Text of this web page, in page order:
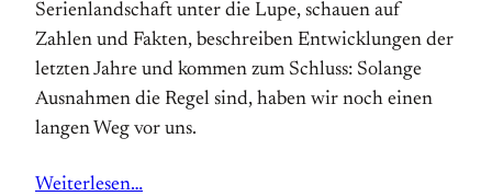
Serienlandschaft unter die Lupe, schauen auf
Zahlen und Fakten, beschreiben Entwicklungen der
letzten Jahre und kommen zum Schluss: Solange
Ausnahmen die Regel sind, haben wir noch einen
langen Weg vor uns.
Weiterlesen…